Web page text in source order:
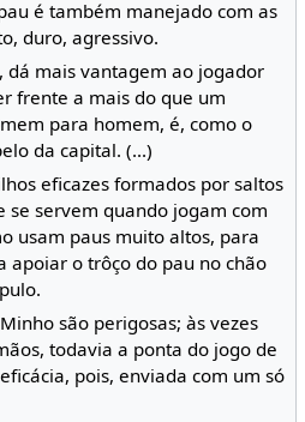
é também manejado com as
duro, agressivo.
dá mais vantagem ao jogador
frente a mais do que um
para homem, é, como o
da capital. (...)
eficazes formados por saltos
se servem quando jogam com
usam paus muito altos, para
apoiar o trôço do pau no chão
são perigosas; às vezes
todavia a ponta do jogo de
pois, enviada com um só